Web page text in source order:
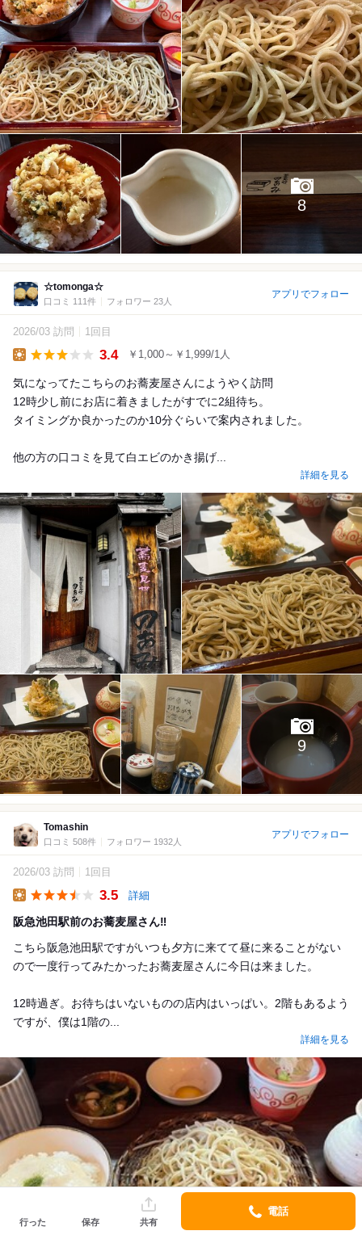
8
☆tomonga☆
口コミ 111件 フォロワー 23人
アプリでフォロー
2026/03 訪問 1回目
3.4 ￥1,000～￥1,999/1人
気になってたこちらのお蕎麦屋さんにようやく訪問
12時少し前にお店に着きましたがすでに2組待ち。
タイミングか良かったのか10分ぐらいで案内されました。
他の方の口コミを見て白エビのかき揚げ...
詳細を見る
9
Tomashin
口コミ 508件 フォロワー 1932人
アプリでフォロー
2026/03 訪問 1回目
3.5 詳細
阪急池田駅前のお蕎麦屋さん‼️
こちら阪急池田駅ですがいつも夕方に来てて昼に来ることがない
ので一度行ってみたかったお蕎麦屋さんに今日は来ました。
12時過ぎ。お待ちはいないものの店内はいっぱい。2階もあるよう
ですが、僕は1階の...
詳細を見る
行った 保存 共有
電話